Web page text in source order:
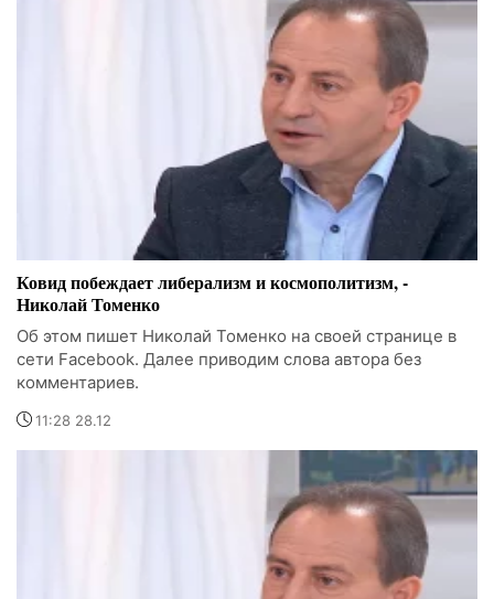
Ковид побеждает либерализм и космополитизм, -
Николай Томенко
Об этом пишет Николай Томенко на своей странице в
сети Facebook. Далее приводим слова автора без
комментариев.
11:28 28.12